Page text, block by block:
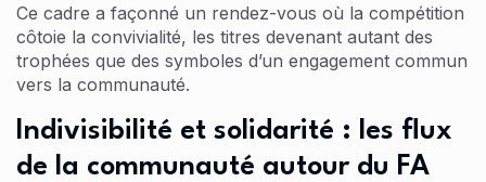
Ce cadre a façonné un rendez-vous où la compétition
côtoie la convivialité, les titres devenant autant des
trophées que des symboles d’un engagement commun
vers la communauté.
Indivisibilité et solidarité : les flux
de la communauté autour du FA